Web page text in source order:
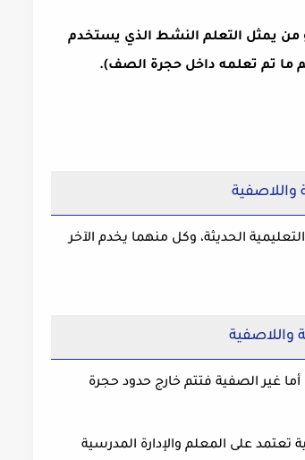
من يمثل التعلم النشط الذي يستخدم
تم تعلمه داخل حجرة الصف).
واللاصفية
الحديثة، وكل منهما يخدم الآخر
واللاصفية
غير الصفية فتتم خارج حدود حجرة
تعتمد على المعلم والإدارة المدرسية